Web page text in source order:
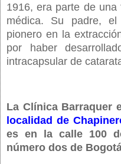
1916, era parte de
médica. Su padre,
pionero en la
por haber
intracapsular de
La Clínica Barraquer
localidad de
es en la calle 100
número dos de